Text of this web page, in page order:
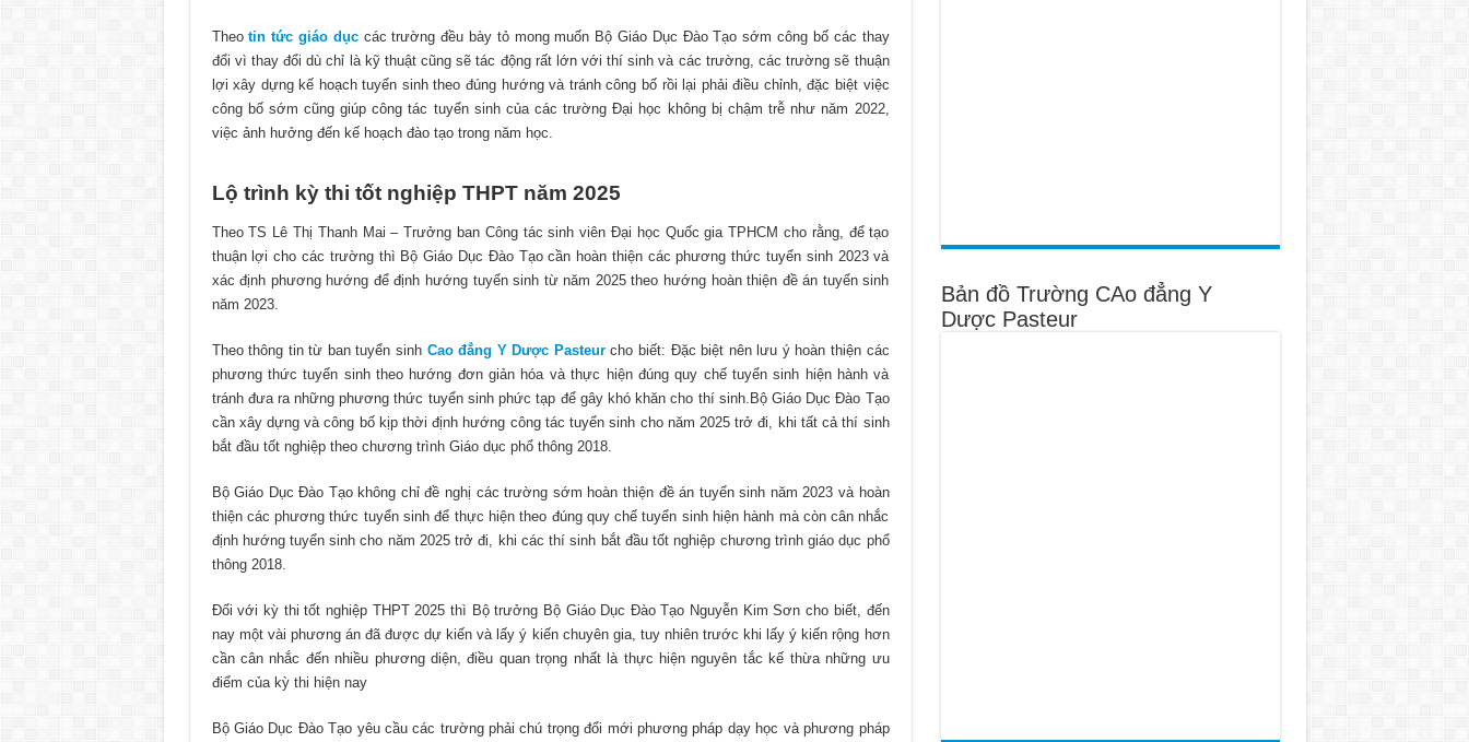
Theotin tức giáo dụccác trường đều bày tỏ mong muốn Bộ Giáo Dục Đào Tạo sớm công bố các thay
đổi vì thay đổi dù chỉ là kỹ thuật cũng sẽ tác động rất lớn với thí sinh và các trường, các trường sẽ thuận
lợi xây dựng kế hoạch tuyển sinh theo đúng hướng và tránh công bố rồi lại phải điều chỉnh, đặc biệt việc
công bố sớm cũng giúp công tác tuyển sinh của các trường Đại học không bị chậm trễ như năm 2022,
việc ảnh hưởng đến kế hoạch đào tạo trong năm học.
Lộ trình kỳ thi tốt nghiệp THPT năm 2025
Theo TS Lê Thị Thanh Mai – Trưởng ban Công tác sinh viên Đại học Quốc gia TPHCM cho rằng, để tạo
thuận lợi cho các trường thì Bộ Giáo Dục Đào Tạo cần hoàn thiện các phương thức tuyển sinh 2023 và
xác định phương hướng để định hướng tuyển sinh từ năm 2025 theo hướng hoàn thiện đề án tuyển sinh
năm 2023.
Theo thông tin từ ban tuyển sinh Cao đẳng Y Dược Pasteur cho biết: Đặc biệt nên lưu ý hoàn thiện các
phương thức tuyển sinh theo hướng đơn giản hóa và thực hiện đúng quy chế tuyển sinh hiện hành và
tránh đưa ra những phương thức tuyển sinh phức tạp để gây khó khăn cho thí sinh.Bộ Giáo Dục Đào Tạo
cần xây dựng và công bố kịp thời định hướng công tác tuyển sinh cho năm 2025 trở đi, khi tất cả thí sinh
bắt đầu tốt nghiệp theo chương trình Giáo dục phổ thông 2018.
Bộ Giáo Dục Đào Tạo không chỉ đề nghị các trường sớm hoàn thiện đề án tuyển sinh năm 2023 và hoàn
thiện các phương thức tuyển sinh để thực hiện theo đúng quy chế tuyển sinh hiện hành mà còn cân nhắc
định hướng tuyển sinh cho năm 2025 trở đi, khi các thí sinh bắt đầu tốt nghiệp chương trình giáo dục phổ
thông 2018.
Đối với kỳ thi tốt nghiệp THPT 2025 thì Bộ trưởng Bộ Giáo Dục Đào Tạo Nguyễn Kim Sơn cho biết, đến
nay một vài phương án đã được dự kiến và lấy ý kiến chuyên gia, tuy nhiên trước khi lấy ý kiến rộng hơn
cần cân nhắc đến nhiều phương diện, điều quan trọng nhất là thực hiện nguyên tắc kế thừa những ưu
điểm của kỳ thi hiện nay
Bộ Giáo Dục Đào Tạo yêu cầu các trường phải chú trọng đổi mới phương pháp dạy học và phương pháp
Bản đồ Trường CAo đẳng Y
Dược Pasteur